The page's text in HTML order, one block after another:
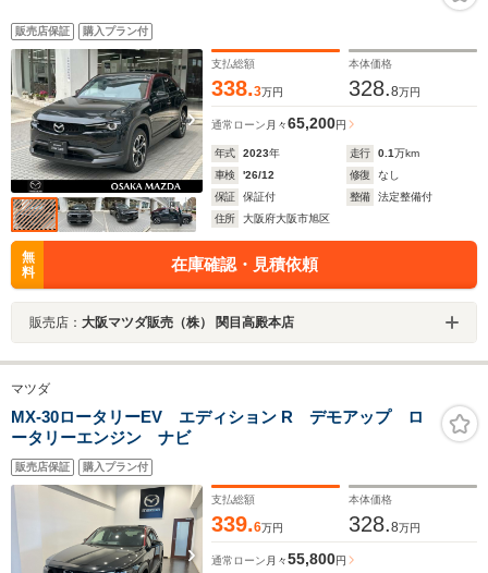
販売店保証 購入プラン付
支払総額
338.3万円
本体価格
328.8万円
通常ローン 月々65,200円
年式 2023年 走行 0.1万km
車検
'26/12 修復
なし
保証
保証付 整備
法定整備付
住所
大阪府大阪市旭区
無
料
在庫確認・見積依頼
販売店： 大阪マツダ販売（株） 関目高殿本店
マツダ
MX-30ロータリーEV エディション R デモアップ ロ
ータリーエンジン ナビ
販売店保証 購入プラン付
支払総額
339.6万円
本体価格
328.8万円
通常ローン 月々55,800円